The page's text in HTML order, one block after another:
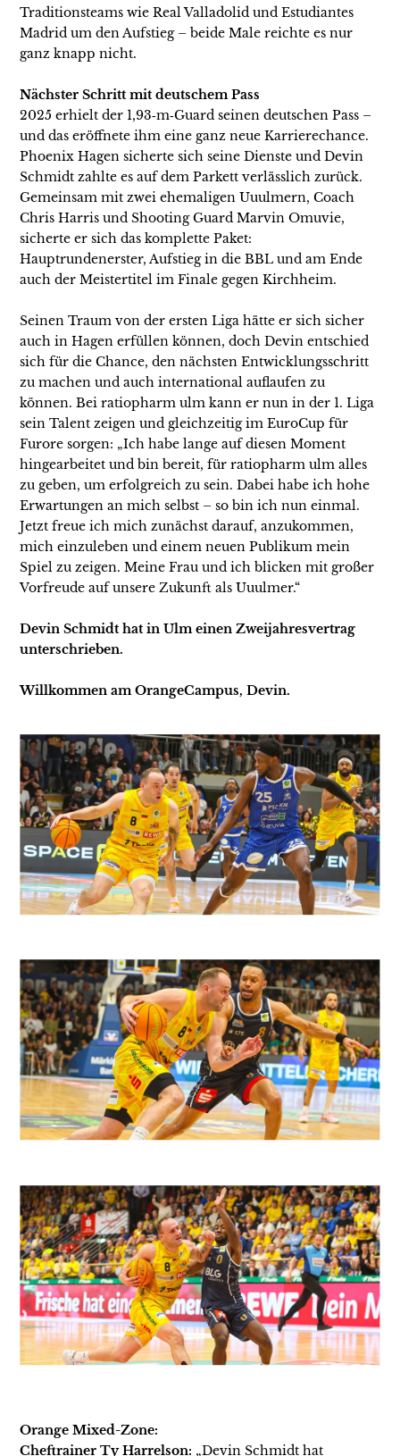
Traditionsteams wie Real Valladolid und Estudiantes
Madrid um den Aufstieg – beide Male reichte es nur
ganz knapp nicht.
Nächster Schritt mit deutschem Pass
2025 erhielt der 1,93‑m‑Guard seinen deutschen Pass –
und das eröffnete ihm eine ganz neue Karrierechance.
Phoenix Hagen sicherte sich seine Dienste und Devin
Schmidt zahlte es auf dem Parkett verlässlich zurück.
Gemeinsam mit zwei ehemaligen Uuulmern, Coach
Chris Harris und Shooting Guard Marvin Omuvie,
sicherte er sich das komplette Paket:
Hauptrundenerster, Aufstieg in die BBL und am Ende
auch der Meistertitel im Finale gegen Kirchheim.
Seinen Traum von der ersten Liga hätte er sich sicher
auch in Hagen erfüllen können, doch Devin entschied
sich für die Chance, den nächsten Entwicklungsschritt
zu machen und auch international auflaufen zu
können. Bei ratiopharm ulm kann er nun in der 1. Liga
sein Talent zeigen und gleichzeitig im EuroCup für
Furore sorgen: „Ich habe lange auf diesen Moment
hingearbeitet und bin bereit, für ratiopharm ulm alles
zu geben, um erfolgreich zu sein. Dabei habe ich hohe
Erwartungen an mich selbst – so bin ich nun einmal.
Jetzt freue ich mich zunächst darauf, anzukommen,
mich einzuleben und einem neuen Publikum mein
Spiel zu zeigen. Meine Frau und ich blicken mit großer
Vorfreude auf unsere Zukunft als Uuulmer.“
Devin Schmidt hat in Ulm einen Zweijahresvertrag
unterschrieben.
Willkommen am OrangeCampus, Devin.
Orange Mixed-Zone:
Cheftrainer Ty Harrelson: „Devin Schmidt hat